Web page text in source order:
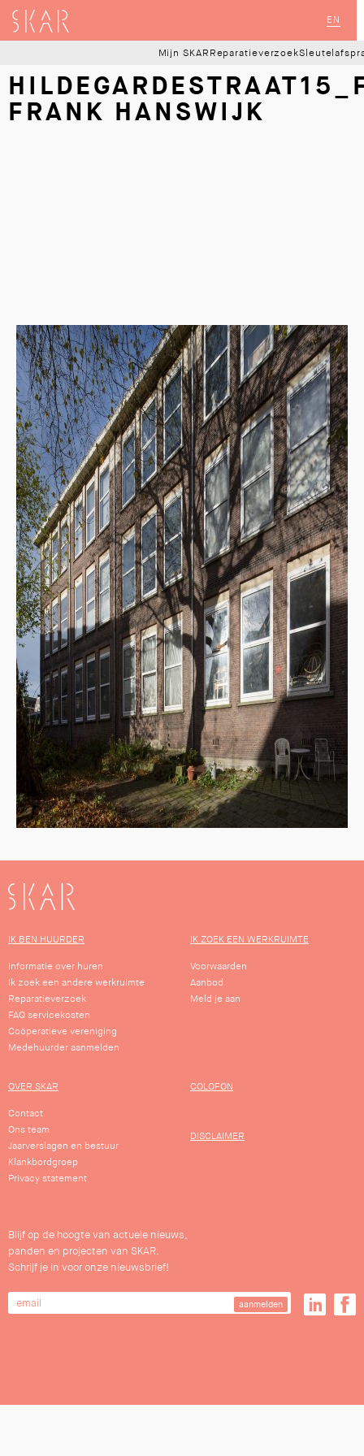
EN
SKAR
Mijn SKAR Reparatieverzoek
FRANK HANSWIJK
SKAR
IK BEN HUURDER
Informatie over huren
Ik zoek een andere werkruimte
Reparatieverzoek
FAQ servicekosten
Coöperatieve vereniging
Medehuurder aanmelden
IK ZOEK EEN WERKRUIMTE
Voorwaarden
Aanbod
Meld je aan
OVER SKAR
Contact
Ons team
Jaarverslagen en bestuur
Klankbordgroep
Privacy statement
COLOFON
DISCLAIMER
Blijf op de hoogte van actuele nieuws,
panden en projecten van SKAR.
Schrijf je in voor onze nieuwsbrief!